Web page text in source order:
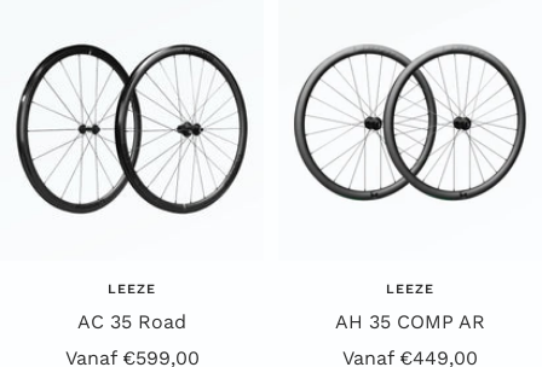
t
LEEZE
AC 35 Road
Aanbiedingsprijs
Vanaf €599,00
LEEZE
AH 35 COMP AR
Aanbiedingsprijs
Vanaf €449,00